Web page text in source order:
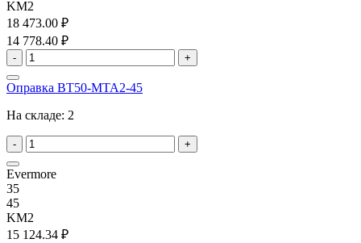
KM2
18 473.00 ₽
14 778.40 ₽
- +
Оправка BT50-MTA2-45
На складе: 2
- +
Evermore
35
45
KM2
15 124.34 ₽